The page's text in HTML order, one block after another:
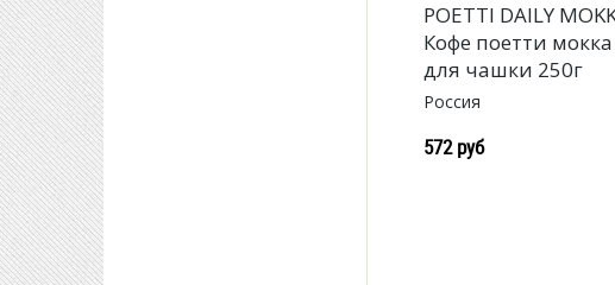
POETTI DAILY
Кофе поетти мокка
для чашки 250г
Россия
572 руб